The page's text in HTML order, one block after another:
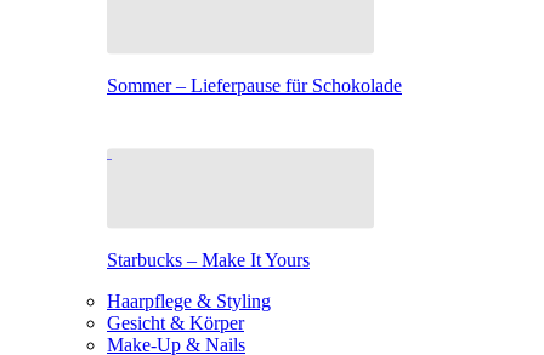
Sommer – Lieferpause für Schokolade
Starbucks – Make It Yours
Haarpflege & Styling
Gesicht & Körper
Make-Up & Nails